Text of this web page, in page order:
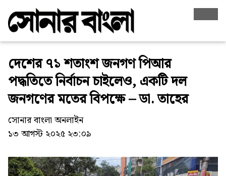
দেশের ৭১ শতাংশ জনগণ পিআর
পদ্ধতিতে নির্বাচন চাইলেও, একটি দল
জনগণের মতের বিপক্ষে – ডা. তাহের
সোনার বাংলা অনলাইন
১৩ আগস্ট ২০২৫ ২৩:০৯